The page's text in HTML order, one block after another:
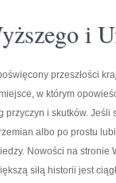
i
przeszłości
w którym
przyczyn i skutków.
albo po prostu
Nowości na stronie
siłą historii jest